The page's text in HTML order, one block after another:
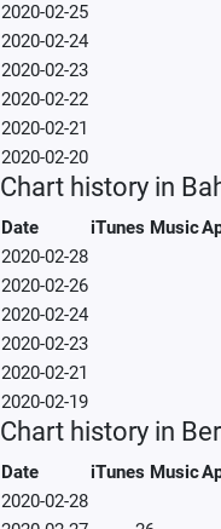
2020-02-25
2020-02-24
2020-02-23
2020-02-22
2020-02-21
2020-02-20
Chart history in
Date iTunes Music
2020-02-28
2020-02-26
2020-02-24
2020-02-23
2020-02-21
2020-02-19
Chart history in
Date iTunes Music
2020-02-28